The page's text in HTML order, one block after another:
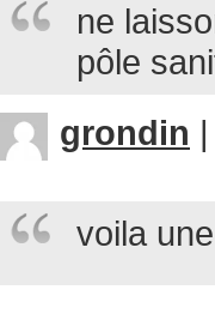
ne
pôle
grondin |
voila